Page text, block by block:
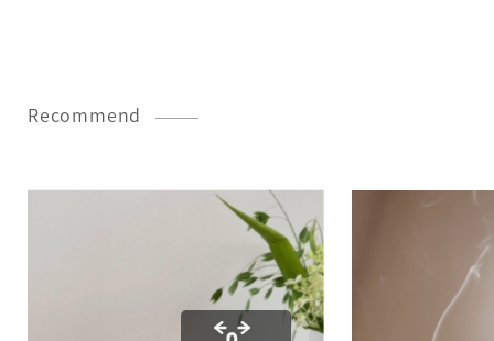
Recommend